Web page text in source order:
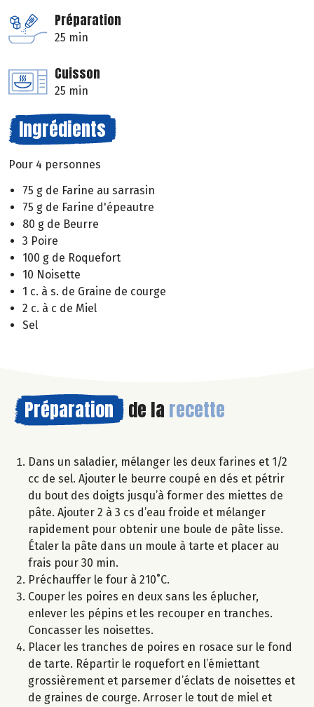
Préparation
25 min
Cuisson
25 min
Ingrédients
Pour 4 personnes
75 g de Farine au sarrasin
75 g de Farine d'épeautre
80 g de Beurre
3 Poire
100 g de Roquefort
10 Noisette
1 c. à s. de Graine de courge
2 c. à c de Miel
Sel
Préparation de la recette
Dans un saladier, mélanger les deux farines et 1/2
cc de sel. Ajouter le beurre coupé en dés et pétrir
du bout des doigts jusqu’à former des miettes de
pâte. Ajouter 2 à 3 cs d’eau froide et mélanger
rapidement pour obtenir une boule de pâte lisse.
Étaler la pâte dans un moule à tarte et placer au
frais pour 30 min.
Préchauffer le four à 210˚C.
Couper les poires en deux sans les éplucher,
enlever les pépins et les recouper en tranches.
Concasser les noisettes.
Placer les tranches de poires en rosace sur le fond
de tarte. Répartir le roquefort en l’émiettant
grossièrement et parsemer d’éclats de noisettes et
de graines de courge. Arroser le tout de miel et